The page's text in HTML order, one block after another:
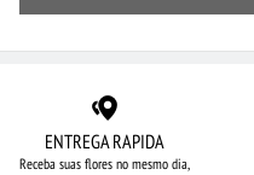
ENTREGA RAPIDA
Receba suas flores no mesmo dia,